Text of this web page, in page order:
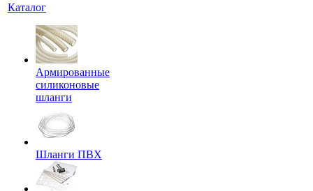
Каталог
Армированные
силиконовые
шланги
Шланги ПВХ